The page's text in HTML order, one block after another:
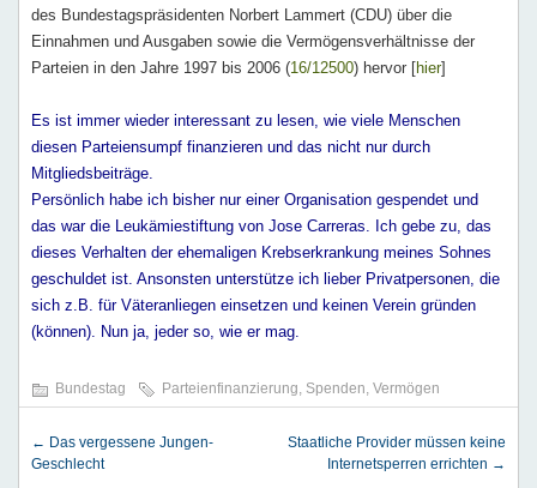
des Bundestagspräsidenten Norbert Lammert (CDU) über die
Einnahmen und Ausgaben sowie die Vermögensverhältnisse der
Parteien in den Jahre 1997 bis 2006 (16/12500) hervor [hier]
Es ist immer wieder interessant zu lesen, wie viele Menschen
diesen Parteiensumpf finanzieren und das nicht nur durch
Mitgliedsbeiträge.
Persönlich habe ich bisher nur einer Organisation gespendet und
das war die Leukämiestiftung von Jose Carreras. Ich gebe zu, das
dieses Verhalten der ehemaligen Krebserkrankung meines Sohnes
geschuldet ist. Ansonsten unterstütze ich lieber Privatpersonen, die
sich z.B. für Väteranliegen einsetzen und keinen Verein gründen
(können). Nun ja, jeder so, wie er mag.
Bundestag Parteienfinanzierung, Spenden, Vermögen
← Das vergessene Jungen-
Geschlecht
Staatliche Provider müssen keine
Internetsperren errichten →